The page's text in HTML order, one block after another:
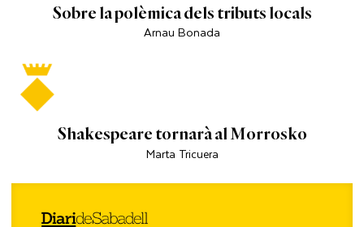
Sobre la polèmica dels tributs locals
Arnau Bonada
Shakespeare tornarà al Morrosko
Marta Tricuera